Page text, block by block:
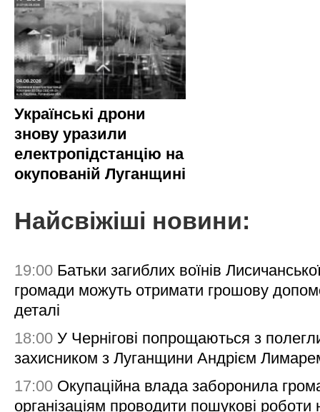
Українські дрони
знову уразили
електропідстанцію на
окупованій Луганщині
Найсвіжіші новини:
19:00 Батьки загиблих воїнів
громади можуть отримати грошову
деталі
18:00 У Чернігові попрощаються з
захисником з Луганщини Андрієм
17:00 Окупаційна влада заборонила
організаціям проводити пошукові роботи